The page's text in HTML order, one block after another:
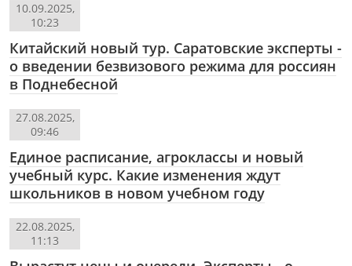
10.09.2025,
10:23
Китайский новый тур. Саратовские эксперты -
о введении безвизового режима для россиян
в Поднебесной
27.08.2025,
09:46
Единое расписание, агроклассы и новый
учебный курс. Какие изменения ждут
школьников в новом учебном году
22.08.2025,
11:13